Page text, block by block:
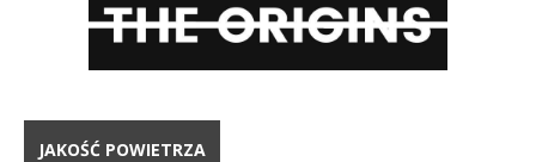
JAKOŚĆ POWIETRZA